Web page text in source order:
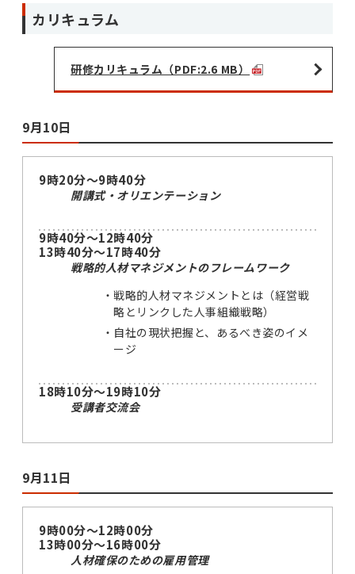
カリキュラム
研修カリキュラム（PDF:2.6 MB）
9月10日
9時20分～9時40分
開講式・オリエンテーション
9時40分～12時40分
13時40分～17時40分
戦略的人材マネジメントのフレームワーク
戦略的人材マネジメントとは（経営戦
略とリンクした人事組織戦略）
自社の現状把握と、あるべき姿のイメ
ージ
18時10分～19時10分
受講者交流会
9月11日
9時00分～12時00分
13時00分～16時00分
人材確保のための雇用管理